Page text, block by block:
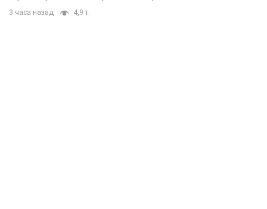
3 часа назад 4,9 т.